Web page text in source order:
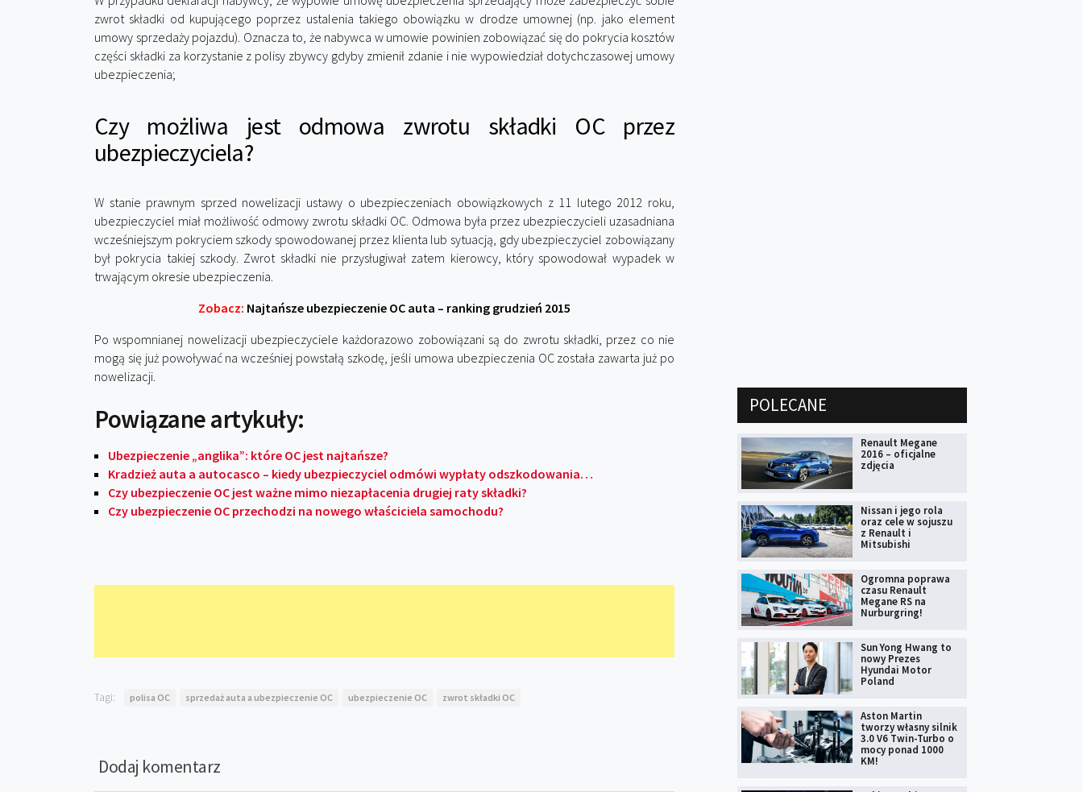
zwrot składki od kupującego poprzez ustalenia takiego obowiązku w drodze umownej (np. jako element
umowy sprzedaży pojazdu). Oznacza to, że nabywca w umowie powinien zobowiązać się do pokrycia kosztów
części składki za korzystanie z polisy zbywcy gdyby zmienił zdanie i nie wypowiedział dotychczasowej umowy
ubezpieczenia;
Czy możliwa jest odmowa zwrotu składki OC przez
ubezpieczyciela?
W stanie prawnym sprzed nowelizacji ustawy o ubezpieczeniach obowiązkowych z 11 lutego 2012 roku,
ubezpieczyciel miał możliwość odmowy zwrotu składki OC. Odmowa była przez ubezpieczycieli uzasadniana
wcześniejszym pokryciem szkody spowodowanej przez klienta lub sytuacją, gdy ubezpieczyciel zobowiązany
był pokrycia takiej szkody. Zwrot składki nie przysługiwał zatem kierowcy, który spowodował wypadek w
trwającym okresie ubezpieczenia.
Zobacz: Najtańsze ubezpieczenie OC auta – ranking grudzień 2015
Po wspomnianej nowelizacji ubezpieczyciele każdorazowo zobowiązani są do zwrotu składki, przez co nie
mogą się już powoływać na wcześniej powstałą szkodę, jeśli umowa ubezpieczenia OC została zawarta już po
nowelizacji.
Powiązane artykuły:
Ubezpieczenie „anglika”: które OC jest najtańsze?
Kradzież auta a autocasco – kiedy ubezpieczyciel odmówi wypłaty odszkodowania…
Czy ubezpieczenie OC jest ważne mimo niezapłacenia drugiej raty składki?
Czy ubezpieczenie OC przechodzi na nowego właściciela samochodu?
Tagi: polisa OC sprzedaż auta a ubezpieczenie OC ubezpieczenie OC zwrot składki OC
Dodaj komentarz
POLECANE
Renault Megane
2016 – oficjalne
zdjęcia
Nissan i jego rola
oraz cele w sojuszu
z Renault i
Mitsubishi
Ogromna poprawa
czasu Renault
Megane RS na
Nurburgring!
Sun Yong Hwang to
nowy Prezes
Hyundai Motor
Poland
Aston Martin
tworzy własny silnik
3.0 V6 Twin-Turbo o
mocy ponad 1000
KM!